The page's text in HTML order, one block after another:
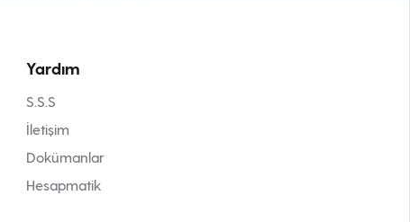
Yardım
S.S.S
İletişim
Dokümanlar
Hesapmatik